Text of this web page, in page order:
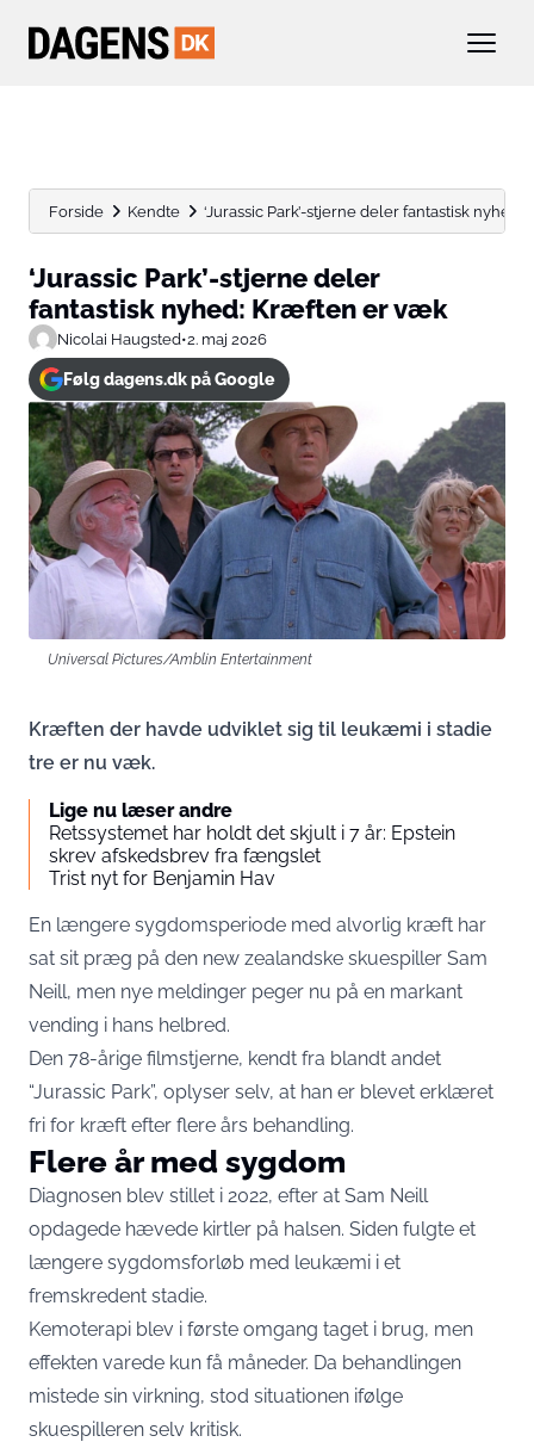
Forside Kendte ‘Jurassic Park’-stjerne deler fantastisk
‘Jurassic Park’-stjerne deler
fantastisk nyhed: Kræften er væk
Nicolai Haugsted•2. maj 2026
Følg dagens.dk på Google
Universal Pictures/Amblin Entertainment
Kræften der havde udviklet sig til leukæmi i stadie
tre er nu væk.
Lige nu læser andre
Retssystemet har holdt det skjult i 7 år: Epstein
skrev afskedsbrev fra fængslet
Trist nyt for Benjamin Hav
En længere sygdomsperiode med alvorlig kræft har
sat sit præg på den new zealandske skuespiller Sam
Neill, men nye meldinger peger nu på en markant
vending i hans helbred.
Den 78-årige filmstjerne, kendt fra blandt andet
“Jurassic Park”, oplyser selv, at han er blevet erklæret
fri for kræft efter flere års behandling.
Flere år med sygdom
Diagnosen blev stillet i 2022, efter at Sam Neill
opdagede hævede kirtler på halsen. Siden fulgte et
længere sygdomsforløb med leukæmi i et
fremskredent stadie.
Kemoterapi blev i første omgang taget i brug, men
effekten varede kun få måneder. Da behandlingen
mistede sin virkning, stod situationen ifølge
skuespilleren selv kritisk.